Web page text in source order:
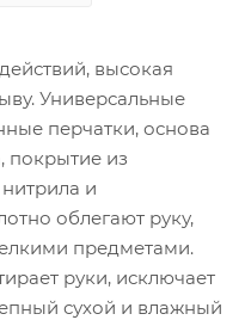
высокая
Универсальные
перчатки, основа
покрытие из
и
облегают руку,
предметами.
руки, исключает
сухой и влажный